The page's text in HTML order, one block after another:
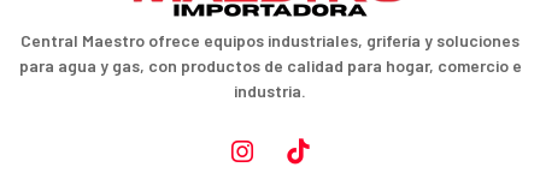
Central Maestro ofrece equipos industriales, grifería y soluciones
para agua y gas, con productos de calidad para hogar, comercio e
industria.